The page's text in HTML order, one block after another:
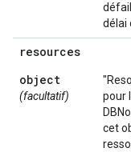
délai
resources
object
(facultatif)
pour
cet